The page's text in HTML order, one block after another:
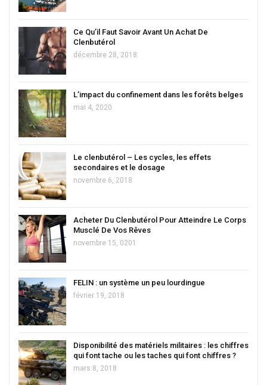
Ce Qu’il Faut Savoir Avant Un Achat De
Clenbutérol
décembre 28, 2018
L’impact du confinement dans les forêts belges
mai 4, 2020
Le clenbutérol – Les cycles, les effets
secondaires et le dosage
novembre 6, 2018
Acheter Du Clenbutérol Pour Atteindre Le Corps
Musclé De Vos Rêves
novembre 15, 0201
FELIN : un système un peu lourdingue
février 19, 2018
Disponibilité des matériels militaires : les chiffres
qui font tache ou les taches qui font chiffres ?
mars 8, 2018